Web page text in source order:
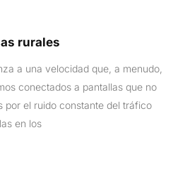
rurales
a una velocidad que, a menudo,
conectados a pantallas que no
por el ruido constante del tráfico
en los